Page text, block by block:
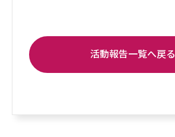
活動報告一覧へ戻る